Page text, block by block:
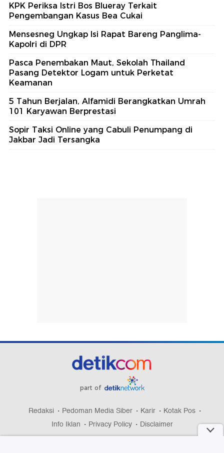
KPK Periksa Istri Bos Blueray Terkait
Pengembangan Kasus Bea Cukai
Mensesneg Ungkap Isi Rapat Bareng Panglima-
Kapolri di DPR
Pasca Penembakan Maut, Sekolah Thailand
Pasang Detektor Logam untuk Perketat
Keamanan
5 Tahun Berjalan, Alfamidi Berangkatkan Umrah
101 Karyawan Berprestasi
Sopir Taksi Online yang Cabuli Penumpang di
Jakbar Jadi Tersangka
part of
Redaksi Pedoman Media Siber Karir
Kotak Pos
Info Iklan
Privacy Policy Disclaimer